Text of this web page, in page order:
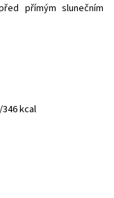
přímým slunečním
kcal